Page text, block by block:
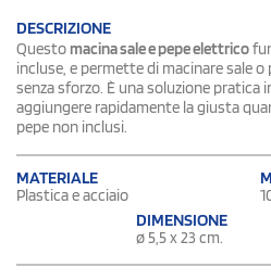
DESCRIZIONE
Questo macina sale e pepe elettrico
incluse, e permette di macinare sale
senza sforzo. È una soluzione pratica
aggiungere rapidamente la giusta
pepe non inclusi.
MATERIALE
Plastica e acciaio
DIMENSIONE
ø 5,5 x 23 cm.